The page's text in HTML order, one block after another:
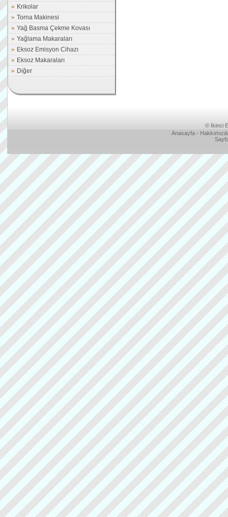
Krikolar
Torna Makinesi
Yağ Basma Çekme Kovası
Yağlama Makaraları
Eksoz Emisyon Cihazı
Eksoz Makaraları
Diğer
© İkinci
Anasayfa -